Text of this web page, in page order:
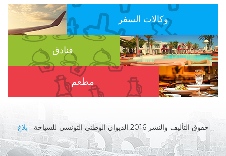
وكالات السفر
فنادق
مطعم
حقوق التأليف والنشر 2016 الديوان الوطني التونسي للسياحة بلاغ